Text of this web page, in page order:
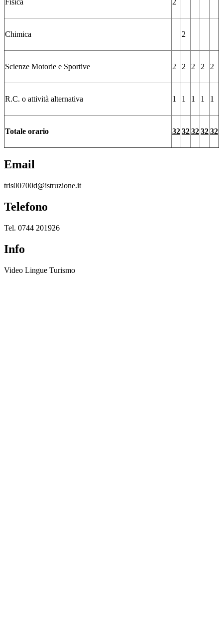
Fisica 2
Chimica 2
Scienze Motorie e Sportive 2 2 2 2 2
R.C. o attività alternativa 1 1 1 1 1
Totale orario 3232323232
Email
tris00700d@istruzione.it
Telefono
Tel. 0744 201926
Info
Video Lingue Turismo